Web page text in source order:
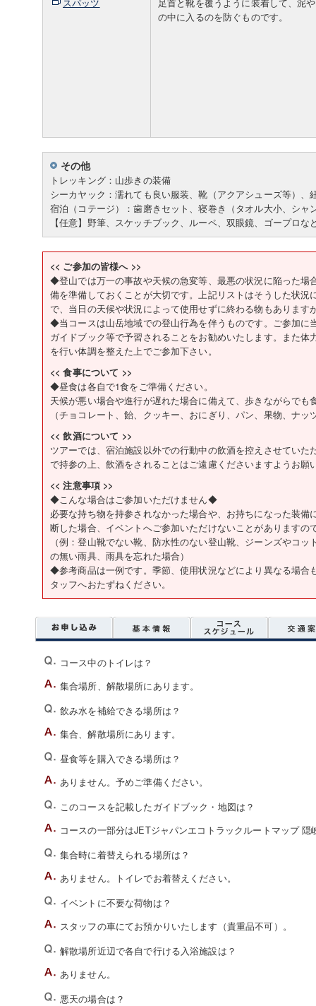
の中に入るのを防ぐものです。
その他
トレッキング：山歩きの装備
シーカヤック：濡れても良い服装、靴（アクアシューズ等）
宿泊（コテージ）：歯磨きセット、寝巻き（タオル大小、シャ
【任意】野筆、スケッチブック、ルーペ、双眼鏡、ゴープロな
<< ご参加の皆様へ >>
◆登山では万一の事故や天候の急変等、最悪の状況に陥った場
備を準備しておくことが大切です。上記リストはそうした状況
で、当日の天候や状況によって使用せずに終わる物もあります
◆当コースは山岳地域での登山行為を伴うものです。ご参加に
ガイドブック等で予習されることをお勧めいたします。また
を行い体調を整えた上でご参加下さい。
<< 食事について >>
◆昼食は各自で1食をご準備ください。
天候が悪い場合や進行が遅れた場合に備えて、歩きながらで
（チョコレート、飴、クッキー、おにぎり、パン、果物、ナッ
<< 飲酒について >>
ツアーでは、宿泊施設以外での行動中の飲酒を控えさせてい
で持参の上、飲酒をされることはご遠慮くださいますようお願
<< 注意事項 >>
◆こんな場合はご参加いただけません◆
必要な持ち物を持参されなかった場合や、お持ちになった装
断した場合、イベントへご参加いただけないことがありますの
（例：登山靴でない靴、防水性のない登山靴、ジーンズやコ
の無い雨具、雨具を忘れた場合）
◆参考商品は一例です。季節、使用状況などにより異なる場合
タッフへおたずねください。
コース中のトイレは？
集合場所、解散場所にあります。
飲み水を補給できる場所は？
集合、解散場所にあります。
昼食等を購入できる場所は？
ありません。予めご準備ください。
このコースを記載したガイドブック・地図は？
コースの一部分はJETジャパンエコトラックルートマップ 隠
集合時に着替えられる場所は？
ありません。トイレでお着替えください。
イベントに不要な荷物は？
スタッフの車にてお預かりいたします（貴重品不可）。
解散場所近辺で各自で行ける入浴施設は？
ありません。
悪天の場合は？